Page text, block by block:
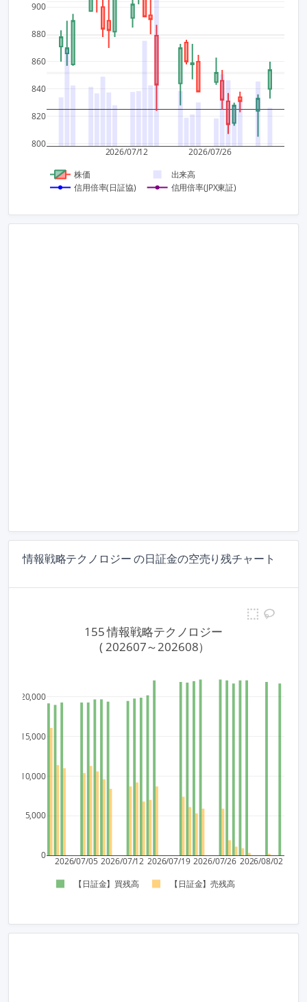
2026/07/12 2026/07/26
800
820
840
860
880
900
株価
出来高
信用倍率(日証協)
信用倍率(JPX東証)
情報戦略テクノロジー の日証金の空売り残チャート
2026/07/05 2026/07/12 2026/07/19 2026/07/26 2026/08/02
0
5,000
10,000
15,000
20,000
【日証金】買残高 【日証金】売残高
155 情報戦略テクノロジー
( 202607～202608）